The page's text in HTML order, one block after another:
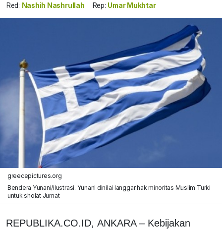
Red: Nashih Nashrullah Rep: Umar Mukhtar
greecepictures.org
Bendera Yunani/ilustrasi. Yunani dinilai langgar hak minoritas Muslim Turki
untuk sholat Jumat
REPUBLIKA.CO.ID, ANKARA – Kebijakan